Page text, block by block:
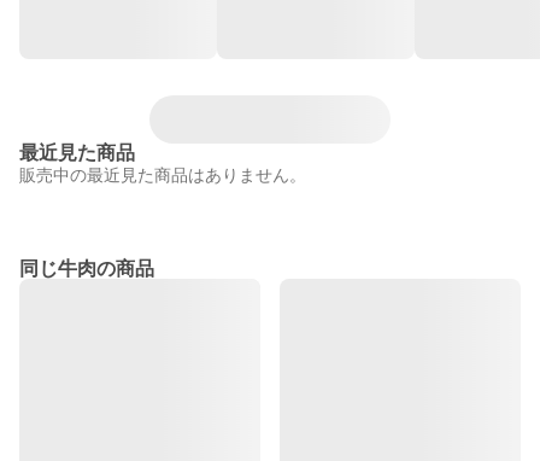
最近見た商品
販売中の最近見た商品はありません。
同じ牛肉の商品